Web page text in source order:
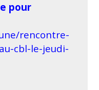
pour
rencontre-
cbl-le-jeudi-